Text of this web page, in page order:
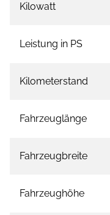
Kilowatt
Leistung in PS
Kilometerstand
Fahrzeuglänge
Fahrzeugbreite
Fahrzeughöhe